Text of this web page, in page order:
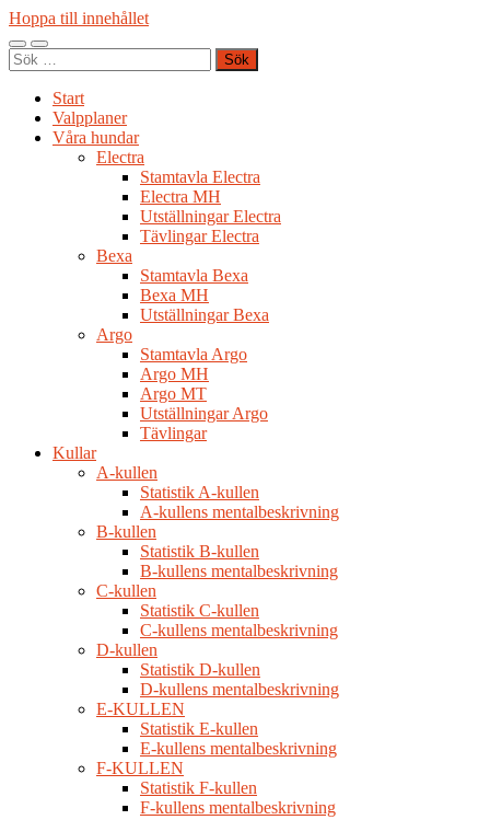
Hoppa till innehållet
Slå
på/av
Slå
på/av
Sök
efter:
Start
Valpplaner
Våra hundar
Electra
Stamtavla Electra
Electra MH
Utställningar Electra
Tävlingar Electra
Bexa
Stamtavla Bexa
Bexa MH
Utställningar Bexa
Argo
Stamtavla Argo
Argo MH
Argo MT
Utställningar Argo
Tävlingar
Kullar
A-kullen
Statistik A-kullen
A-kullens mentalbeskrivning
B-kullen
Statistik B-kullen
B-kullens mentalbeskrivning
C-kullen
Statistik C-kullen
C-kullens mentalbeskrivning
D-kullen
Statistik D-kullen
D-kullens mentalbeskrivning
E-KULLEN
Statistik E-kullen
E-kullens mentalbeskrivning
F-KULLEN
Statistik F-kullen
F-kullens mentalbeskrivning